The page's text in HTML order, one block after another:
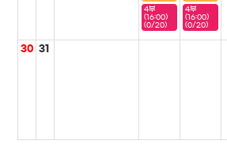
4부
(16:00)
(0/20)
4부
(16:00)
(0/20)
30 31